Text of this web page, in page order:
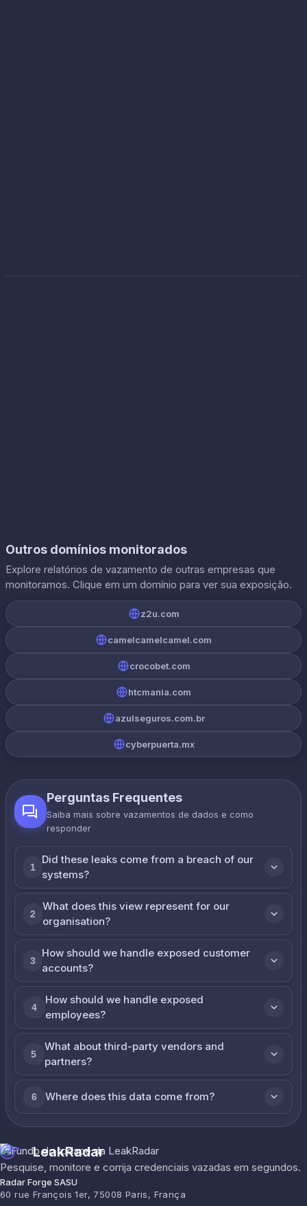
Outros domínios monitorados
Explore relatórios de vazamento de outras empresas que
monitoramos. Clique em um domínio para ver sua exposição.
z2u.com
camelcamelcamel.com
crocobet.com
htcmania.com
azulseguros.com.br
cyberpuerta.mx
Perguntas Frequentes
Saiba mais sobre vazamentos de dados e como
responder
1
Did these leaks come from a breach of our
systems?
2
What does this view represent for our
organisation?
3
How should we handle exposed customer
accounts?
4
How should we handle exposed
employees?
5
What about third-party vendors and
partners?
6 Where does this data come from?
LeakRadar
Pesquise, monitore e corrija credenciais vazadas em segundos.
Radar Forge SASU
60 rue François 1er, 75008 Paris, França